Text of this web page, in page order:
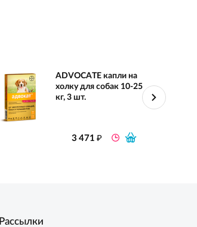
ADVOCATE капли на
холку для собак 10-25
кг, 3 шт.
3 471₽
Рассылки